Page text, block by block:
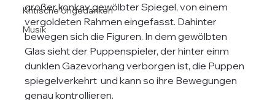
Kritische Ungedanken
Musik
großer konkav gewölbter Spiegel, von einem
vergoldeten Rahmen eingefasst. Dahinter
bewegen sich die Figuren. In dem gewölbten
Glas sieht der Puppenspieler, der hinter einm
dunklen Gazevorhang verborgen ist, die Puppen
spiegelverkehrt  und kann so ihre Bewegungen
genau kontrollieren.